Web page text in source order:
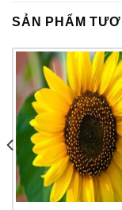
SẢN PHẨM